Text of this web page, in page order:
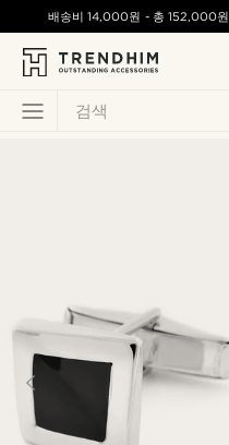
검색
배송비14,000원 - 총 152,000원